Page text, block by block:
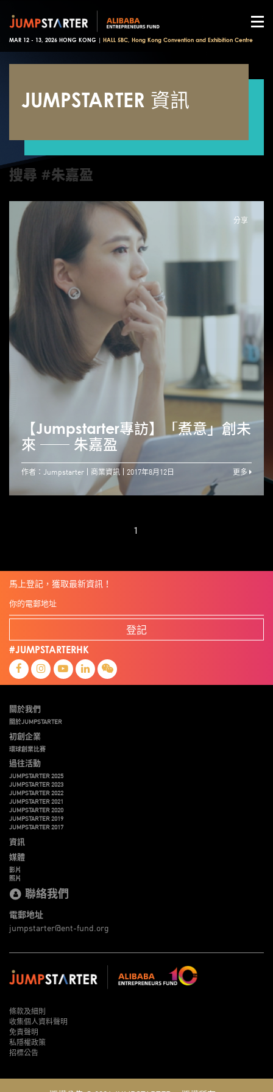
MAR 12 - 13, 2026 HONG KONG | HALL 5BC, Hong Kong Convention and Exhibition Centre
JUMPSTARTER 資訊
搜尋 #朱嘉盈
分享
【Jumpstarter專訪】「煮意」創未
來 ── 朱嘉盈
作者：Jumpstarter 商業資訊 2017年8月12日 更多
1
馬上登記，獲取最新資訊！
登記
#JUMPSTARTERHK
關於我們
關於JUMPSTARTER
初創企業
環球創業比賽
過往活動
JUMPSTARTER 2025
JUMPSTARTER 2023
JUMPSTARTER 2022
JUMPSTARTER 2021
JUMPSTARTER 2020
JUMPSTARTER 2019
JUMPSTARTER 2017
資訊
媒體
影片
照片
聯絡我們
電郵地址
jumpstarter@ent-fund.org
條款及細則
收集個人資料聲明
免責聲明
私隱權政策
招標公告